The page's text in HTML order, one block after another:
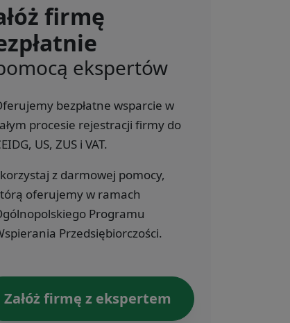
firmę
ekspertów
bezpłatne wsparcie w
procesie rejestracji firmy do
US, ZUS i VAT.
z darmowej pomocy,
oferujemy w ramach
Programu
Przedsiębiorczości.
Załóż firmę z ekspertem